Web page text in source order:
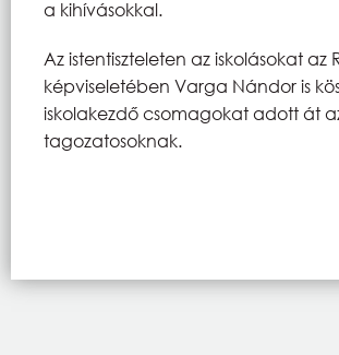
a kihívásokkal.
Az istentiszteleten az iskolásokat az
képviseletében Varga Nándor is
iskolakezdő csomagokat adott át
tagozatosoknak.